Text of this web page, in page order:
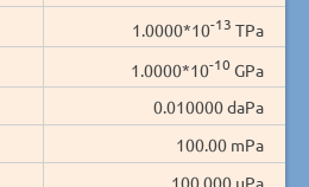
1.0000*10-13 TPa
1.0000*10-10 GPa
0.010000 daPa
100.00 mPa
100,000 µPa